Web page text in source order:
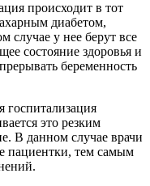
происходит в тот
диабетом,
случае у нее берут все
состояние здоровья и
беременность
госпитализация
это резким
В данном случае врачи
пациентки, тем самым